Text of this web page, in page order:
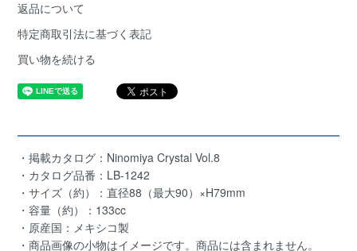
返品について
特定商取引法に基づく表記
買い物を続ける
・掲載カタログ：Ninomiya Crystal Vol.8
・カタログ品番：LB-1242
・サイズ（約）：直径88（最大90）×H79mm
・容量（約）：133cc
・原産国：メキシコ製
・商品画像の小物はイメージです。商品には含まれません。